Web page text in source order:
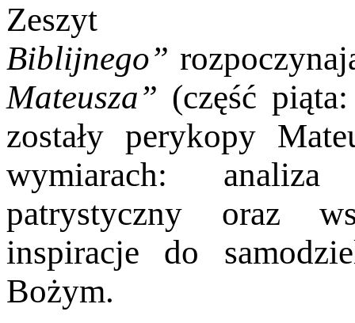
Biblijnego”
Mateusza” (część
zostały perykopy
wymiarach: analiza
patrystyczny oraz
inspiracje do
Bożym.